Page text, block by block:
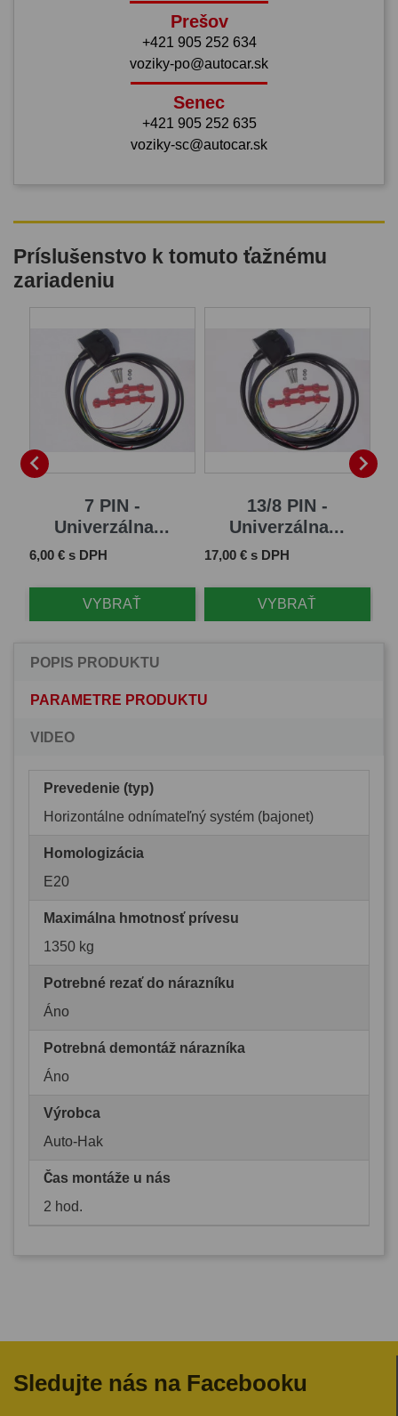
Prešov
+421 905 252 634
voziky-po@autocar.sk
Senec
+421 905 252 635
voziky-sc@autocar.sk
Príslušenstvo k tomuto ťažnému
zariadeniu

7 PIN -
Univerzálna...
Cena
6,00 € s DPH
VYBRAŤ
13/8 PIN -
Univerzálna...
Cena
17,00 € s DPH
VYBRAŤ

POPIS PRODUKTU
PARAMETRE PRODUKTU
VIDEO
Prevedenie (typ)
Horizontálne odnímateľný systém (bajonet)
Homologizácia
E20
Maximálna hmotnosť prívesu
1350 kg
Potrebné rezať do nárazníku
Áno
Potrebná demontáž nárazníka
Áno
Výrobca
Auto-Hak
Čas montáže u nás
2 hod.
Sledujte nás na Facebooku